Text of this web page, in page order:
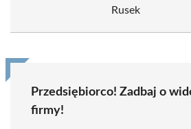
Rusek
Przedsiębiorco! Zadbaj o
firmy!